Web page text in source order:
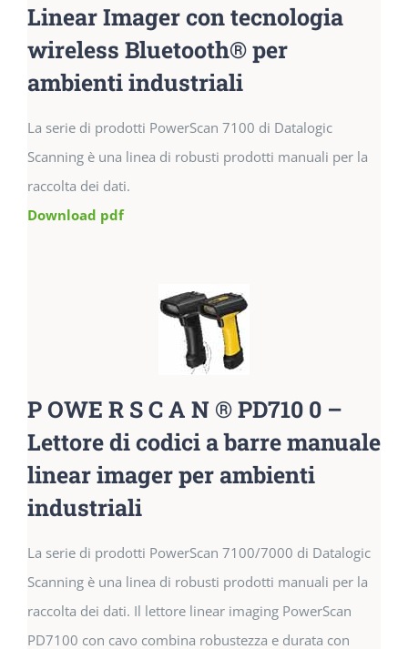
Linear Imager con tecnologia
wireless Bluetooth® per
ambienti industriali
La serie di prodotti PowerScan 7100 di Datalogic
Scanning è una linea di robusti prodotti manuali per la
raccolta dei dati.
Download pdf
P OWE R S C A N ® PD710 0 –
Lettore di codici a barre manuale
linear imager per ambienti
industriali
La serie di prodotti PowerScan 7100/7000 di Datalogic
Scanning è una linea di robusti prodotti manuali per la
raccolta dei dati. Il lettore linear imaging PowerScan
PD7100 con cavo combina robustezza e durata con